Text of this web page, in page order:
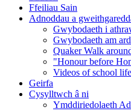
Ffeiliau Sain
Adnoddau a
Gwybodaeth i
Gwybodaeth am
Quaker Walk
"Honour before
Videos of school life
Geirfa
Cysylltwch â ni
​Ymddiriedolaeth